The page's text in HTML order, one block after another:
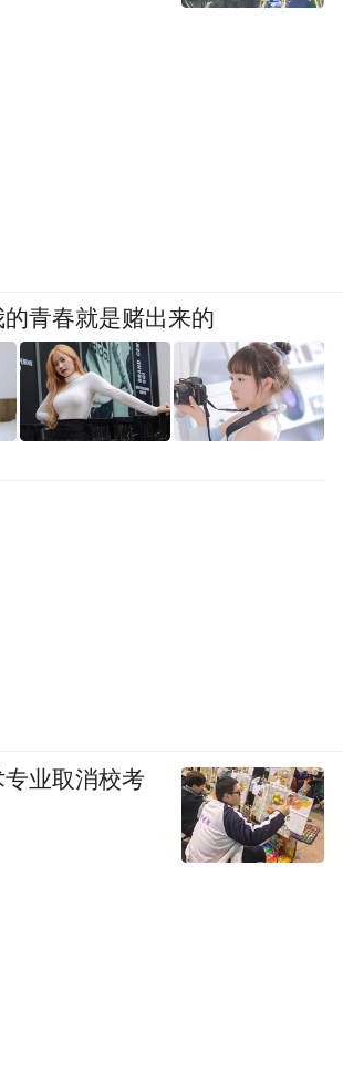
青春就是赌出来的
业取消校考